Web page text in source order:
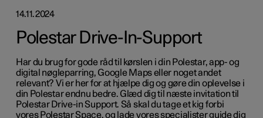
14.11.2024
Polestar Drive-In-Support
Har du brug for gode råd til kørslen i din Polestar, app- og
digital nøgleparring, Google Maps eller noget andet
relevant? Vi er her for at hjælpe dig og gøre din oplevelse i
din Polestar endnu bedre. Glæd dig til næste invitation til
Polestar Drive-in Support. Så skal du tage et kig forbi
vores Polestar Space, og lade vores specialister guide dig